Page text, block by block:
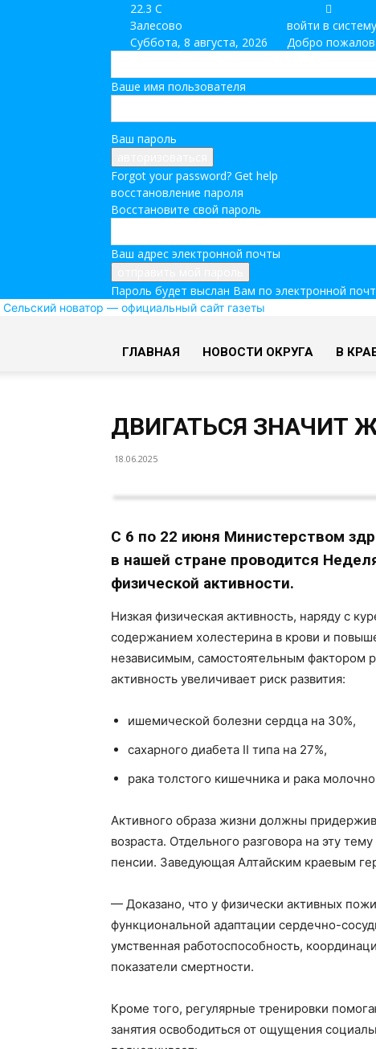
22.3 C
Залесово
Суббота, 8 августа, 2026
войти в систему
Добро
Ваше имя пользователя
Ваш пароль
Forgot your password? Get help
восстановление пароля
Восстановите свой пароль
Ваш адрес электронной почты
Пароль будет выслан Вам по электронной
Сельский новатор — официальный сайт газеты
ГЛАВНАЯ НОВОСТИ ОКРУГА В
ДВИГАТЬСЯ ЗНАЧИТ
18.06.2025
С 6 по 22 июня Министерством
в нашей стране проводится
физической активности.
Низкая физическая активность, наряду с
содержанием холестерина в крови и
независимым, самостоятельным фактором
активность увеличивает риск развития:
ишемической болезни сердца на 30%,
сахарного диабета II типа на 27%,
рака толстого кишечника и рака
Активного образа жизни должны
возраста. Отдельного разговора на эту
пенсии. Заведующая Алтайским краевым
— Доказано, что у физически активных
функциональной адаптации сердечно-
умственная работоспособность,
показатели смертности.
Кроме того, регулярные тренировки
занятия освободиться от ощущения